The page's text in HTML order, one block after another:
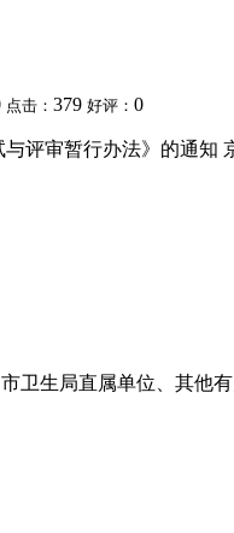
点击： 379 好评： 0
评审暂行办法》的通知
卫生局直属单位、其他